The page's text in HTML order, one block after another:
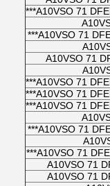
A10VSO 71
A10VSO 71
A10VSO 71
A10VSO 71
A10VSO 71
A10VSO 71
A10VSO 71
A10VSO 71
A10VSO 71
A10VSO 71